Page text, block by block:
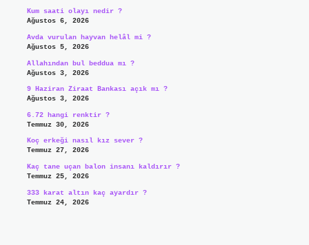
Kum saati olayı nedir ?
Ağustos 6, 2026
Avda vurulan hayvan helâl mi ?
Ağustos 5, 2026
Allahından bul beddua mı ?
Ağustos 3, 2026
9 Haziran Ziraat Bankası açık mı ?
Ağustos 3, 2026
6.72 hangi renktir ?
Temmuz 30, 2026
Koç erkeği nasıl kız sever ?
Temmuz 27, 2026
Kaç tane uçan balon insanı kaldırır ?
Temmuz 25, 2026
333 karat altın kaç ayardır ?
Temmuz 24, 2026